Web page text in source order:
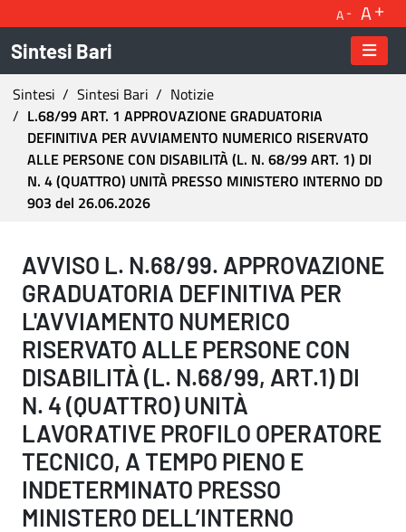
A A
Sintesi Bari
Ti trovi in:
Sintesi Sintesi Bari
Notizie
L.68/99 ART. 1 APPROVAZIONE GRADUATORIA
DEFINITIVA PER AVVIAMENTO NUMERICO RISERVATO
ALLE PERSONE CON DISABILITÀ (L. N. 68/99 ART. 1) DI
N. 4 (QUATTRO) UNITÀ PRESSO MINISTERO INTERNO DD
903 del 26.06.2026
L.68/99 ART. 1 APPROVAZIONE
AVVISO L. N.68/99. APPROVAZIONE
GRADUATORIA DEFINITIVA PER
L'AVVIAMENTO NUMERICO
RISERVATO ALLE PERSONE CON
DISABILITÀ (L. N.68/99, ART.1) DI
N. 4 (QUATTRO) UNITÀ
LAVORATIVE PROFILO OPERATORE
TECNICO, A TEMPO PIENO E
INDETERMINATO PRESSO
MINISTERO DELL’INTERNO